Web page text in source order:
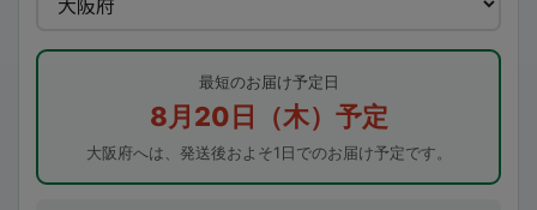
最短のお届け予定日
8月20日（木）予定
大阪府へは、発送後およそ1日でのお届け予定です。